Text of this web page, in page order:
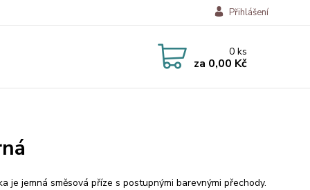
Přihlášení
0ks
za 0,00 Kč
je jemná směsová příze s postupnými barevnými přechody.